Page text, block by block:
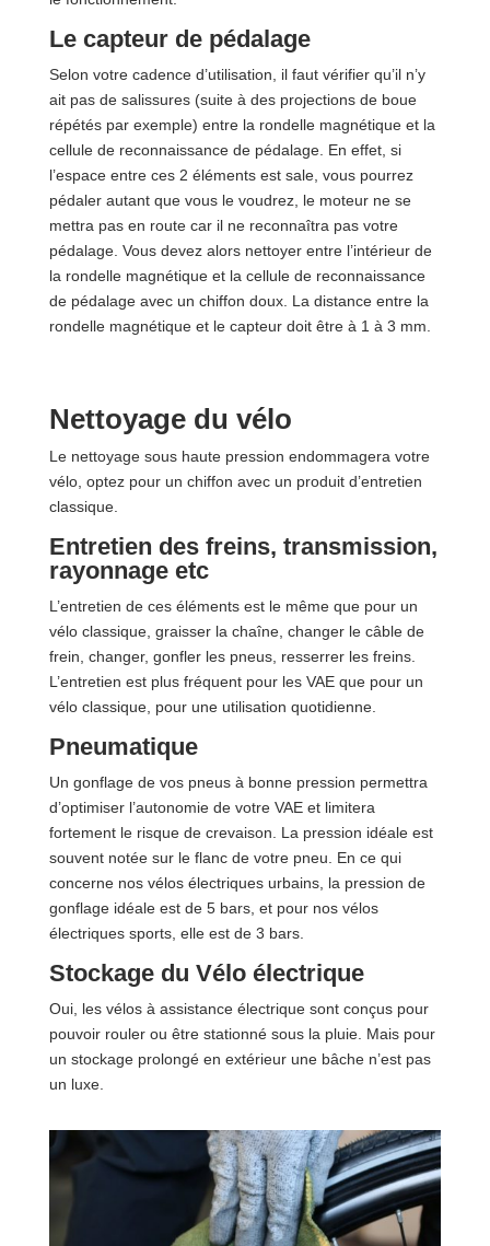
Le capteur de pédalage
Selon votre cadence d’utilisation, il faut vérifier qu’il n’y
ait pas de salissures (suite à des projections de boue
répétés par exemple) entre la rondelle magnétique et la
cellule de reconnaissance de pédalage. En effet, si
l’espace entre ces 2 éléments est sale, vous pourrez
pédaler autant que vous le voudrez, le moteur ne se
mettra pas en route car il ne reconnaîtra pas votre
pédalage. Vous devez alors nettoyer entre l’intérieur de
la rondelle magnétique et la cellule de reconnaissance
de pédalage avec un chiffon doux. La distance entre la
rondelle magnétique et le capteur doit être à 1 à 3 mm.
Nettoyage du vélo
Le nettoyage sous haute pression endommagera votre
vélo, optez pour un chiffon avec un produit d’entretien
classique.
Entretien des freins, transmission,
rayonnage etc
L’entretien de ces éléments est le même que pour un
vélo classique, graisser la chaîne, changer le câble de
frein, changer, gonfler les pneus, resserrer les freins.
L’entretien est plus fréquent pour les VAE que pour un
vélo classique, pour une utilisation quotidienne.
Pneumatique
Un gonflage de vos pneus à bonne pression permettra
d’optimiser l’autonomie de votre VAE et limitera
fortement le risque de crevaison. La pression idéale est
souvent notée sur le flanc de votre pneu. En ce qui
concerne nos vélos électriques urbains, la pression de
gonflage idéale est de 5 bars, et pour nos vélos
électriques sports, elle est de 3 bars.
Stockage du Vélo électrique
Oui, les vélos à assistance électrique sont conçus pour
pouvoir rouler ou être stationné sous la pluie. Mais pour
un stockage prolongé en extérieur une bâche n’est pas
un luxe.